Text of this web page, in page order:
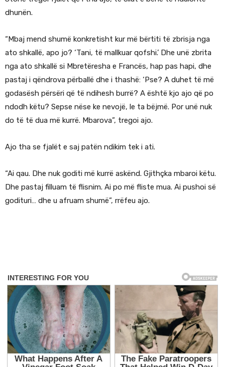
dhunën.
“Mbaj mend shumë konkretisht kur më bërtiti të zbrisja nga
ato shkallë, apo jo? ‘Tani, të mallkuar qofshi.’ Dhe unë zbrita
nga ato shkallë si Mbretëresha e Francës, hap pas hapi, dhe
pastaj i qëndrova përballë dhe i thashë: ‘Pse? A duhet të më
godasësh përsëri që të ndihesh burrë? A është kjo ajo që po
ndodh këtu? Sepse nëse ke nevojë, le ta bëjmë. Por unë nuk
do të të dua më kurrë. Mbarova”, tregoi ajo.
Ajo tha se fjalët e saj patën ndikim tek i ati.
“Ai qau. Dhe nuk goditi më kurrë askënd. Gjithçka mbaroi këtu.
Dhe pastaj filluam të flisnim. Ai po më fliste mua. Ai pushoi së
godituri… dhe u afruam shumë”, rrëfeu ajo.